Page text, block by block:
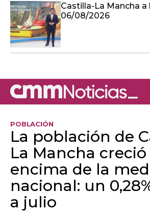
Castilla-La Mancha a
06/08/2026
POBLACIÓN
La población de
La Mancha
encima de la
nacional: un
a julio